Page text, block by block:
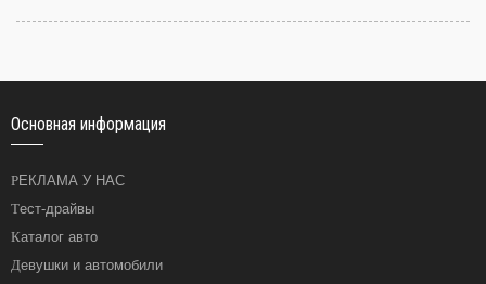
Основная информация
РЕКЛАМА У НАС
Тест-драйвы
Каталог авто
Девушки и автомобили